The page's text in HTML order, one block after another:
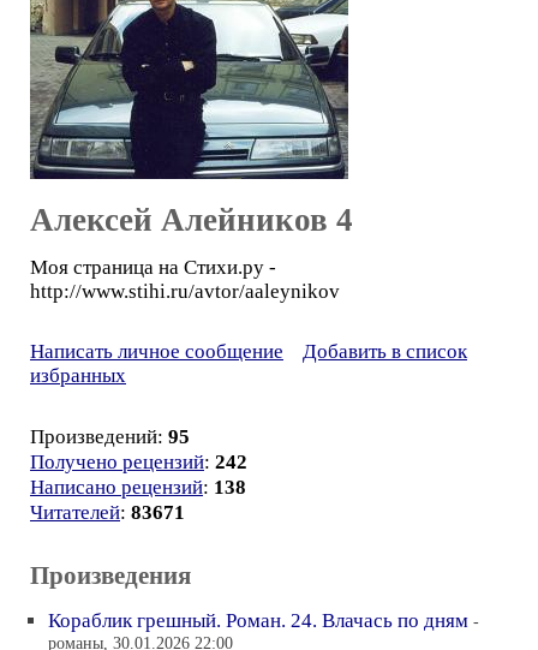
Алексей Алейников 4
Моя страница на Стихи.ру -
http://www.stihi.ru/avtor/aaleynikov
Написать личное сообщение
Добавить в список
избранных
Произведений: 95
Получено рецензий: 242
Написано рецензий: 138
Читателей: 83671
Произведения
Кораблик грешный. Роман. 24. Влачась по дням -
романы, 30.01.2026 22:00